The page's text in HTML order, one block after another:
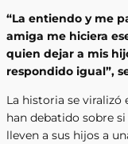
“La entiendo y me
amiga me hiciera
quien dejar a mis
respondido igual”,
La historia se viralizó
han debatido sobre
lleven a sus hijos a